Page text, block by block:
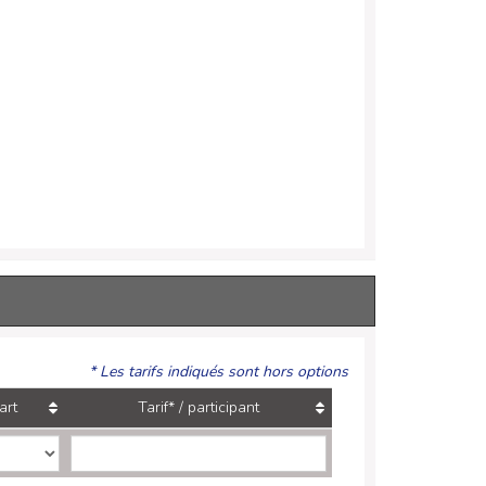
* Les tarifs indiqués sont hors options
Tarif* / participant